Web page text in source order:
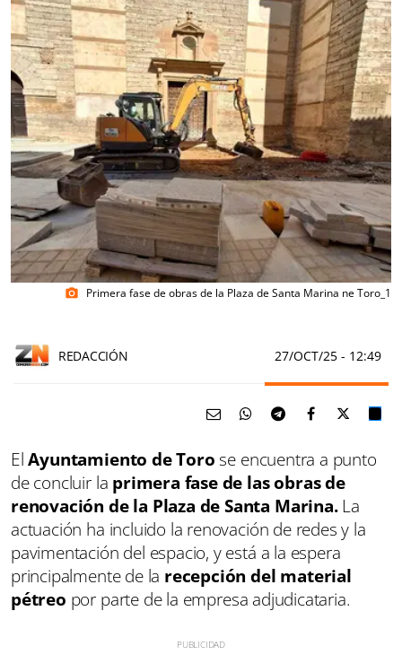
photo_camera Primera fase de obras de la Plaza de Santa Marina ne Toro_1
REDACCIÓN 27/OCT/25 - 12:49
ElAyuntamiento de Toro se encuentra a punto
de concluir la primera fase de las obras de
renovación de la Plaza de Santa Marina.La
actuación ha incluido la renovación de redes y la
pavimentación del espacio, y está a la espera
principalmente de la recepción del material
pétreo por parte de la empresa adjudicataria.